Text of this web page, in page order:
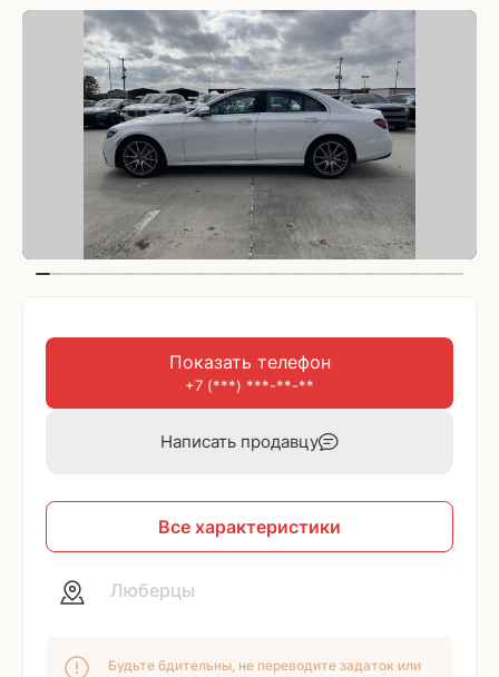
Показать телефон
+7 (***) ***-**-**
Написать продавцу
Все характеристики
Люберцы
Будьте бдительны, не переводите задаток или